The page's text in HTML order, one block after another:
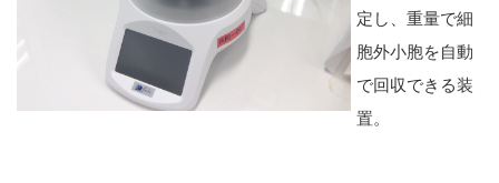
定し、重量で細
胞外小胞を自動
で回収できる装
置。